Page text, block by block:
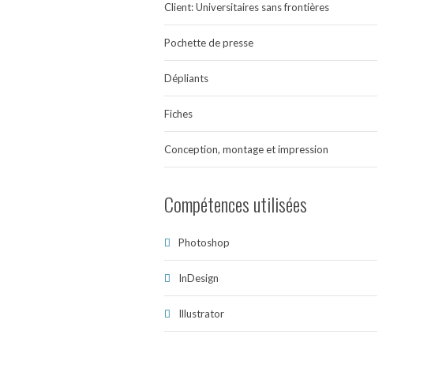
Client: Universitaires sans frontières
Pochette de presse
Dépliants
Fiches
Conception, montage et impression
Compétences utilisées
Photoshop
InDesign
Illustrator